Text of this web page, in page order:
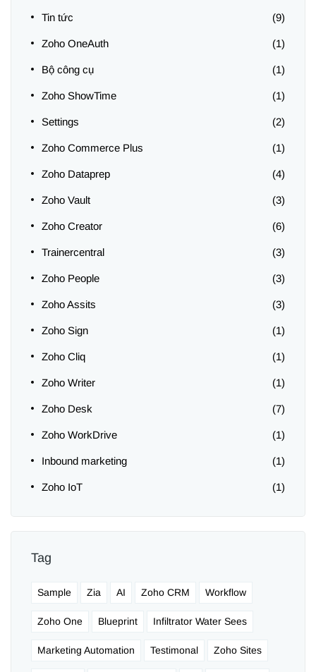
Tin tức (9)
Zoho OneAuth (1)
Bộ công cụ (1)
Zoho ShowTime (1)
Settings (2)
Zoho Commerce Plus (1)
Zoho Dataprep (4)
Zoho Vault (3)
Zoho Creator (6)
Trainercentral (3)
Zoho People (3)
Zoho Assits (3)
Zoho Sign (1)
Zoho Cliq (1)
Zoho Writer (1)
Zoho Desk (7)
Zoho WorkDrive (1)
Inbound marketing (1)
Zoho IoT (1)
Tag
Sample Zia AI Zoho CRM Workflow
Zoho One Blueprint Infiltrator Water Sees
Marketing Automation Testimonal Zoho Sites